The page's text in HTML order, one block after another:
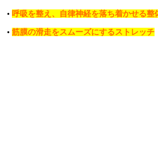
• 呼吸を整え、自律神経を落ち着かせる整
• 筋膜の滑走をスムーズにするストレッチ